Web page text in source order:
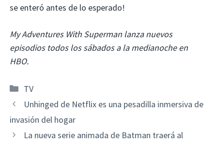
se enteró antes de lo esperado!
My Adventures With Superman lanza nuevos
episodios todos los sábados a la medianoche en
HBO.
Categorías
TV
Unhinged de Netflix es una pesadilla inmersiva de
invasión del hogar
La nueva serie animada de Batman traerá al